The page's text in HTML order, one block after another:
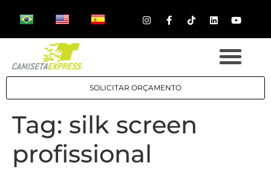
SOLICITAR ORÇAMENTO
Tag: silk screen
profissional